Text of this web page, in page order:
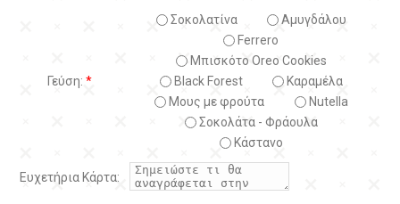
Γεύση: *
Σοκολατίνα
Αμυγδάλου
Ferrero
Μπισκότο Oreo Cookies
Black Forest
Kαραμέλα
Μους με φρούτα
Nutella
Σοκολάτα - Φράουλα
Κάστανο
Ευχετήρια Κάρτα: